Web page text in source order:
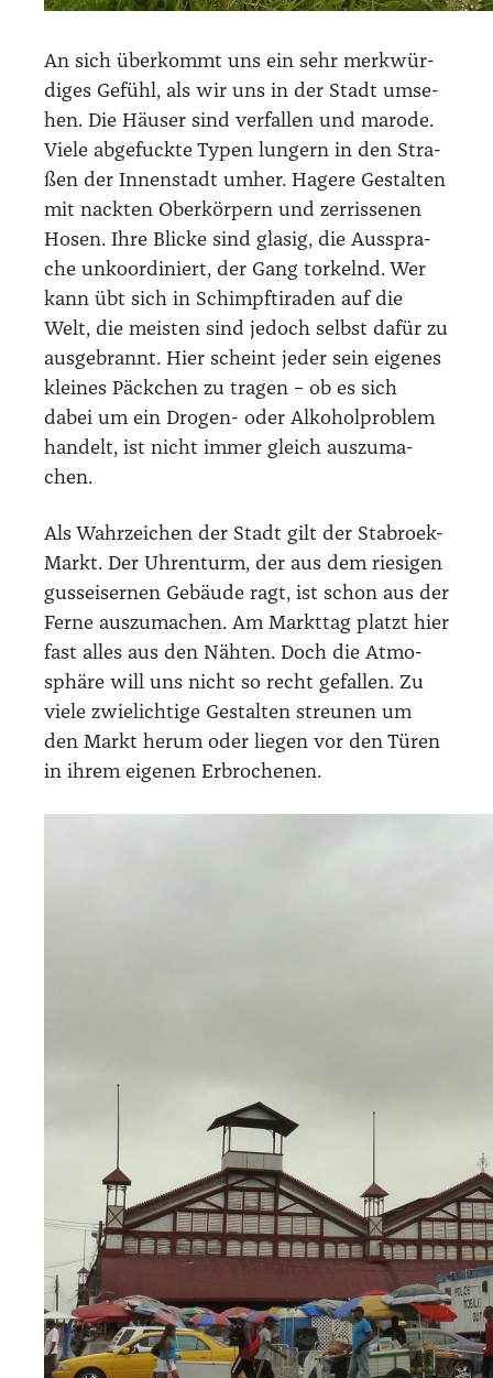
An sich über­kommt uns ein sehr merk­wür­
di­ges Gefühl, als wir uns in der Stadt umse­
hen. Die Häu­ser sind ver­fal­len und maro­de.
Vie­le abge­fuck­te Typen lun­gern in den Stra­
ßen der Innen­stadt umher. Hage­re Gestal­ten
mit nack­ten Ober­kör­pern und zer­ris­se­nen
Hosen. Ihre Bli­cke sind gla­sig, die Aus­spra­
che unko­or­di­niert, der Gang tor­kelnd. Wer
kann übt sich in Schimpf­ti­ra­den auf die
Welt, die meis­ten sind jedoch selbst dafür zu
aus­ge­brannt. Hier scheint jeder sein eige­nes
klei­nes Päck­chen zu tra­gen – ob es sich
dabei um ein Dro­gen- oder Alko­hol­pro­blem
han­delt, ist nicht immer gleich aus­zu­ma­
chen.
Als Wahr­zei­chen der Stadt gilt der Stabr­oek-
Markt. Der Uhren­turm, der aus dem rie­si­gen
guss­ei­ser­nen Gebäu­de ragt, ist schon aus der
Fer­ne aus­zu­ma­chen. Am Markt­tag platzt hier
fast alles aus den Näh­ten. Doch die Atmo­
sphä­re will uns nicht so recht gefal­len. Zu
vie­le zwie­lich­ti­ge Gestal­ten streu­nen um
den Markt her­um oder lie­gen vor den Türen
in ihrem eige­nen Erbro­che­nen.